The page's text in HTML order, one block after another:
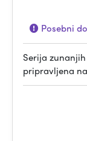
Posebni
Serija
pripravljena